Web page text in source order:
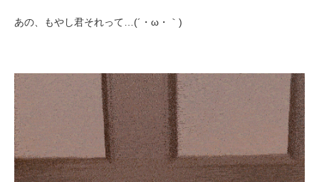
あの、もやし君それって…(´・ω・｀)